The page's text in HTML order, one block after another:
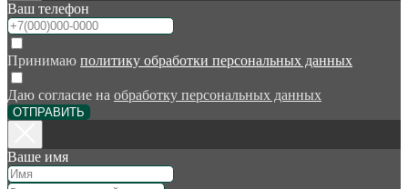
Ваш телефон
Принимаю политику обработки персональных данных
Даю согласие на обработку персональных данных
ОТПРАВИТЬ
Ваше имя